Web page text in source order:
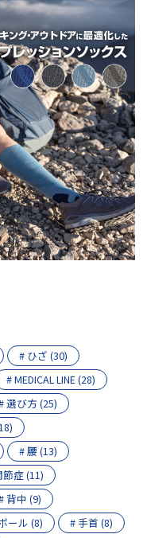
# ひざ (30)
# MEDICAL LINE (28)
選び方 (25)
# 腰 (13)
症 (11)
背中 (9)
ール (8)
# 手首 (8)